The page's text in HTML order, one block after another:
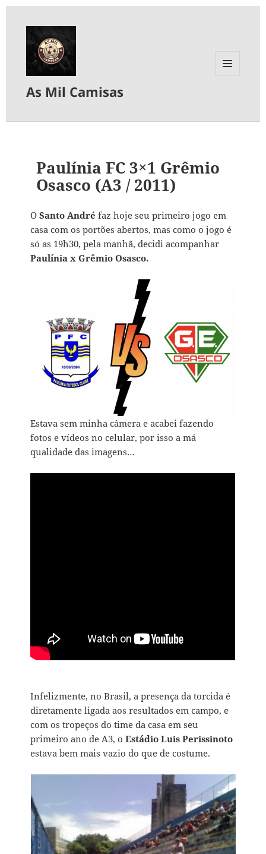
As Mil Camisas
Paulínia FC 3×1 Grêmio
Osasco (A3 / 2011)
OSanto Andréfaz hoje seu primeiro jogo em
casa com os portões abertos, mas como o jogo é
só as 19h30, pela manhã, decidi acompanhar
Paulínia x Grêmio Osasco.
Estava sem minha câmera e acabei fazendo
fotos e vídeos no celular, por isso a má
qualidade das imagens…
Infelizmente, no Brasil, a presença da torcida é
diretamente ligada aos resultados em campo, e
com os tropeços do time da casa em seu
primeiro ano de A3, oEstádio Luis Perissinoto
estava bem mais vazio do que de costume.